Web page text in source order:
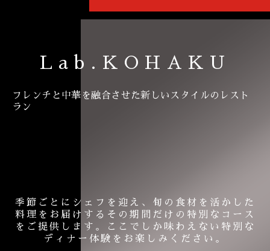
Lab.KOHAKU
フレンチと中華を融合させた新しいスタイルのレスト
ラン
季節ごとにシェフを迎え、旬の食材を活かした
料理をお届けするその期間だけの特別なコース
をご提供します。ここでしか味わえない特別な
ディナー体験をお楽しみください。